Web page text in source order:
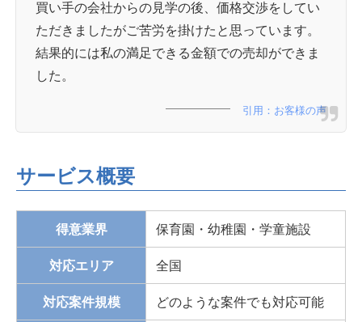
買い手の会社からの見学の後、価格交渉をしてい
ただきましたがご苦労を掛けたと思っています。
結果的には私の満足できる金額での売却ができま
した。
引用：お客様の声
サービス概要
得意業界 保育園・幼稚園・学童施設
対応エリア 全国
対応案件規模 どのような案件でも対応可能